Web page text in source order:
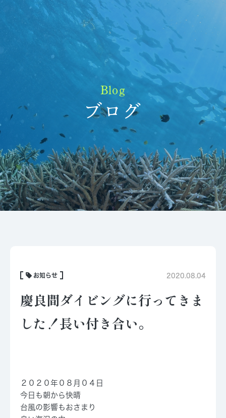
Blog
ブログ
お知らせ 2020.08.04
慶良間ダイビングに行ってきま
した！長い付き合い。
２０２０年０８月０４日
今日も朝から快晴
台風の影響もおさまり